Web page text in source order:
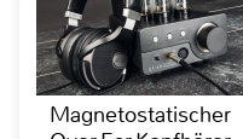
Magnetostatischer